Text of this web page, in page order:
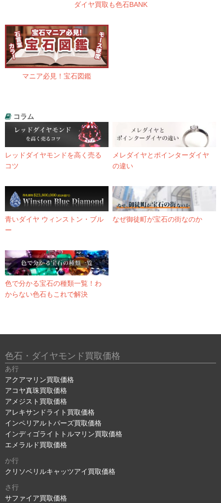
ダイヤ買取も色石BANK
マニア必見！宝石図鑑
コラム
レッドダイヤモンドを高く売る
コツ
メレダイヤとポインターダイヤ
の違い
青いダイヤ ウィンストン・ブル
ー
なぜ御徒町が宝石の街なのか
色で分かる宝石の種類一覧！わ
からない色石もこれで解決
色石・ダイヤモンド買取価格
あ行
アクアマリン買取価格
アコヤ真珠買取価格
アメジスト買取価格
アレキサンドライト買取価格
インペリアルトパーズ買取価格
インディゴライトトルマリン買取価格
エメラルド買取価格
か行
クリソベリルキャッツアイ買取価格
さ行
サファイア買取価格